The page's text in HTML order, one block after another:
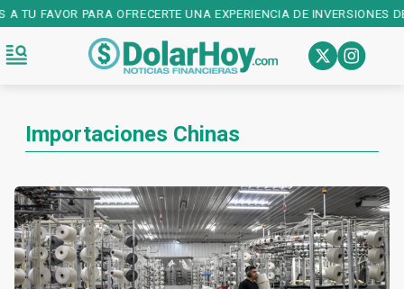
FAVOR PARA OFRECERTE UNA EXPERIENCIA DE INVERSIONES DE
Importaciones Chinas